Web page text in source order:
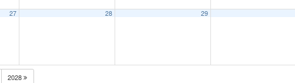
27 28 29
2028